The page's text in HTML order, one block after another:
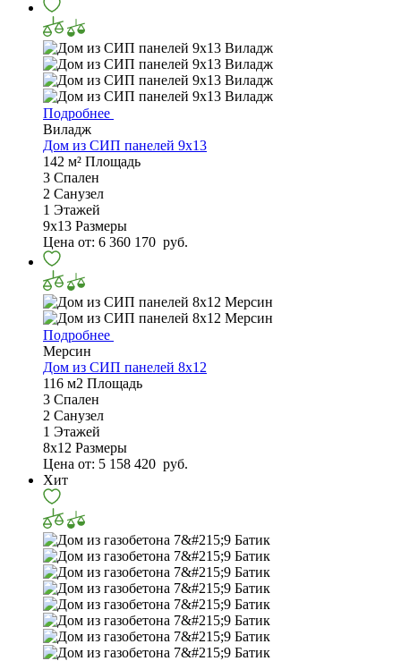
Подробнее
Виладж
Дом из СИП панелей 9х13
142 м² Площадь
3 Спален
2 Санузел
1 Этажей
9х13 Размеры
Цена от: 6 360 170 руб.
Подробнее
Мерсин
Дом из СИП панелей 8х12
116 м2 Площадь
3 Спален
2 Санузел
1 Этажей
8х12 Размеры
Цена от: 5 158 420 руб.
Хит